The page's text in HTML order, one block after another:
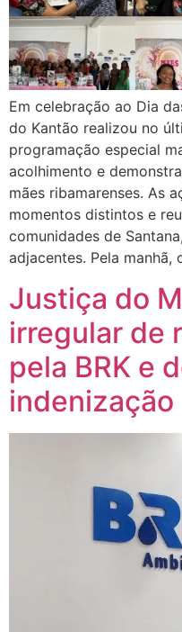
Em celebração ao Dia
do Kantão realizou no
programação especial
acolhimento e
mães ribamarenses. As
momentos distintos e
comunidades de
adjacentes. Pela manhã,
Justiça do
irregular de
pela BRK e
indenização